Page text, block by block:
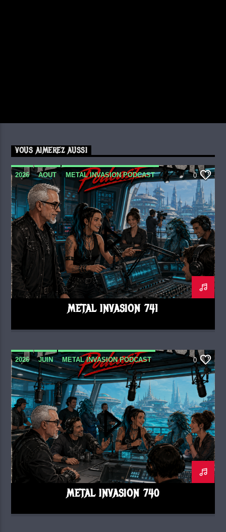
VOUS AIMEREZ AUSSI
2026 AOUT METAL INVASION PODCAST 0
METAL INVASION 741
2026 JUIN METAL INVASION PODCAST 0
METAL INVASION 740